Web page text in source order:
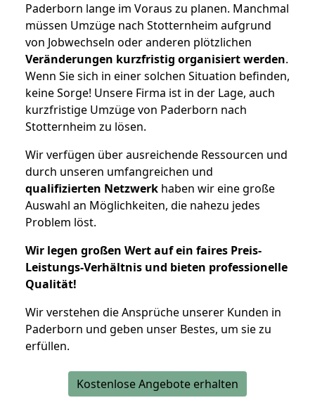
Paderborn lange im Voraus zu planen. Manchmal
müssen Umzüge nach Stotternheim aufgrund
von Jobwechseln oder anderen plötzlichen
Veränderungen kurzfristig organisiert werden.
Wenn Sie sich in einer solchen Situation befinden,
keine Sorge! Unsere Firma ist in der Lage, auch
kurzfristige Umzüge von Paderborn nach
Stotternheim zu lösen.
Wir verfügen über ausreichende Ressourcen und
durch unseren umfangreichen und
qualifizierten Netzwerk haben wir eine große
Auswahl an Möglichkeiten, die nahezu jedes
Problem löst.
Wir legen großen Wert auf ein faires Preis-
Leistungs-Verhältnis und bieten professionelle
Qualität!
Wir verstehen die Ansprüche unserer Kunden in
Paderborn und geben unser Bestes, um sie zu
erfüllen.
Kostenlose Angebote erhalten